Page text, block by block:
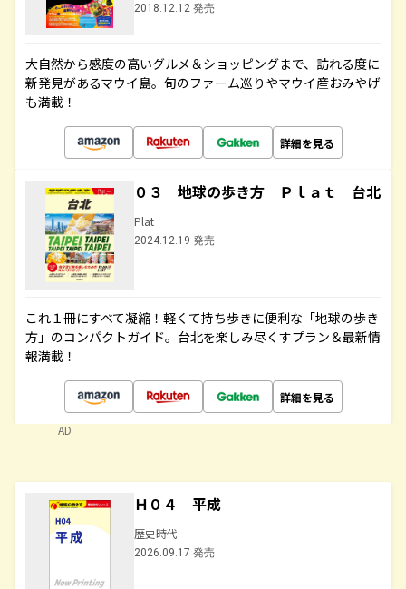
2018.12.12 発売
大自然から感度の高いグルメ＆ショッピングまで、訪れる度に
新発見があるマウイ島。旬のファーム巡りやマウイ産おみやげ
も満載！
詳細を見る
０３ 地球の歩き方 Ｐｌａｔ 台北
Plat
2024.12.19 発売
これ１冊にすべて凝縮！軽くて持ち歩きに便利な「地球の歩き
方」のコンパクトガイド。台北を楽しみ尽くすプラン＆最新情
報満載！
詳細を見る
AD
Ｈ０４ 平成
歴史時代
2026.09.17 発売